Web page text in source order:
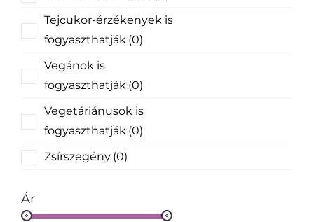
Tejcukor-érzékenyek is
fogyaszthatják (0)
Vegánok is
fogyaszthatják (0)
Vegetáriánusok is
fogyaszthatják (0)
Zsírszegény (0)
Ár